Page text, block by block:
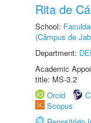
Rita de
School:
(Câmpus de
Department:
Academic
title: MS-3.2
Orcid
Scopus